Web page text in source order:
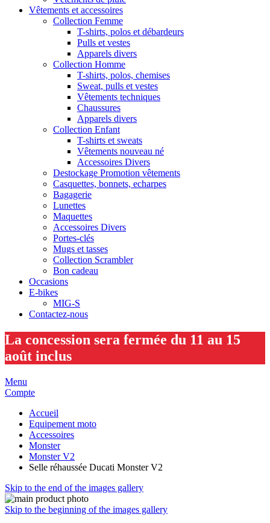
Vêtements et accessoires
Collection Femme
T-shirts, polos et débardeurs
Pulls et vestes
Apparels divers
Collection Homme
T-shirts, polos, chemises
Sweat, pulls et vestes
Vêtements techniques
Chaussures
Apparels divers
Collection Enfant
T-shirts et sweats
Vêtements nouveau né
Accessoires Divers
Destockage Promotion vêtements
Casquettes, bonnets, echarpes
Bagagerie
Lunettes
Maquettes
Accessoires Divers
Portes-clés
Mugs et tasses
Collection Scrambler
Bon cadeau
Occasions
E-bikes
MIG-S
Contactez-nous
La concession sera fermée du 11 au 15
août inclus
Menu
Compte
Accueil
Equipement moto
Accessoires
Monster
Monster V2
Selle réhaussée Ducati Monster V2
Skip to the end of the images gallery
Skip to the beginning of the images gallery